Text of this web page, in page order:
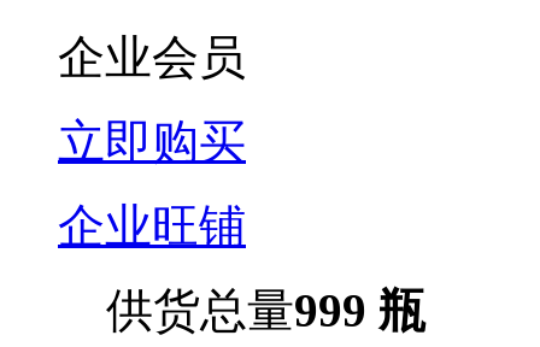
企业会员
立即购买
企业旺铺
供货总量999 瓶